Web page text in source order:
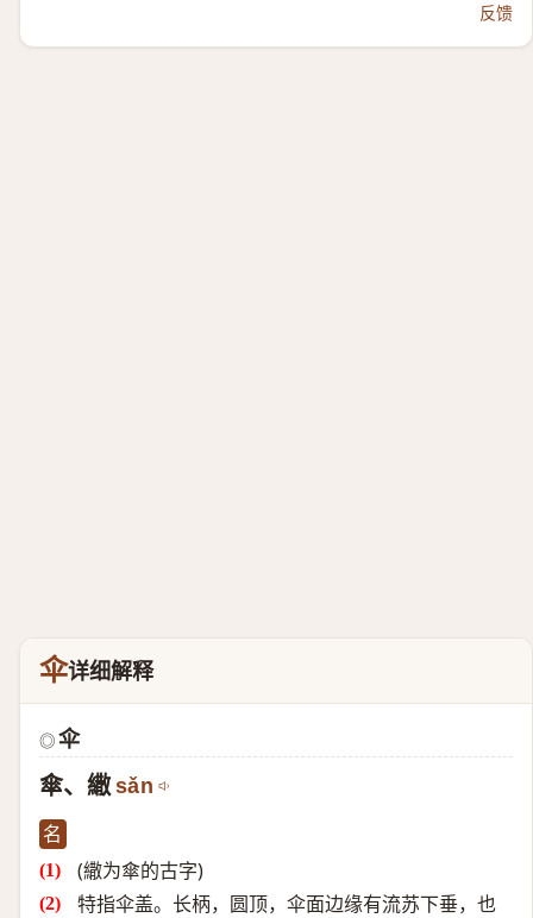
反馈
伞详细解释
◎ 伞
傘、繖 sǎn
名
(繖为傘的古字)
特指伞盖。长柄，圆顶，伞面边缘有流苏下垂，也